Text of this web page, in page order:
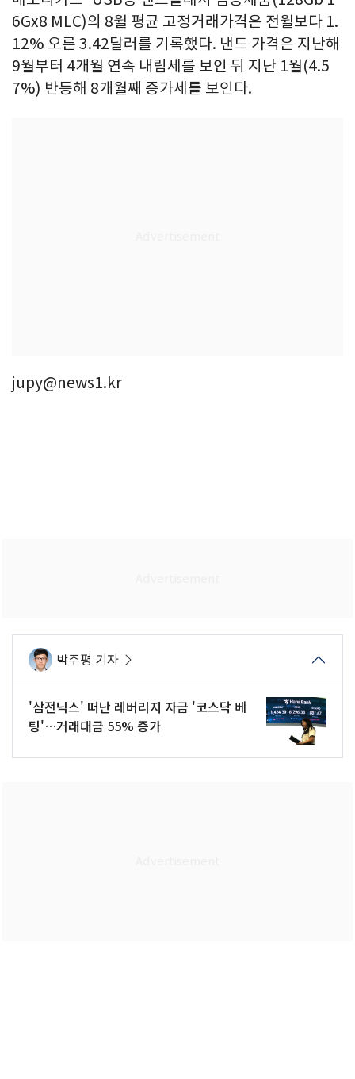
6Gx8 MLC)의 8월 평균 고정거래가격은 전월보다 1.
12% 오른 3.42달러를 기록했다. 낸드 가격은 지난해
9월부터 4개월 연속 내림세를 보인 뒤 지난 1월(4.5
7%) 반등해 8개월째 증가세를 보인다.
jupy@news1.kr
박주평 기자
'삼전닉스' 떠난 레버리지 자금 '코스닥 베
팅'…거래대금 55% 증가